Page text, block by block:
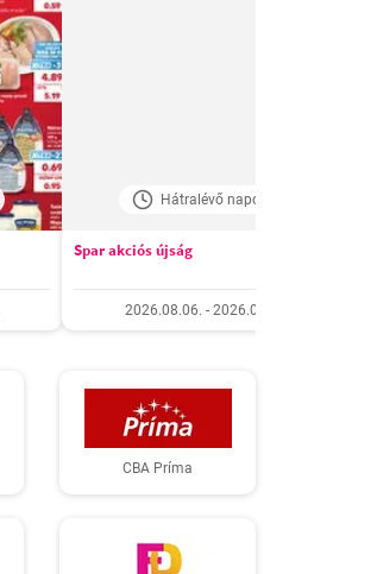
Hátralévő napok: 5
Spar akciós újság
2026.08.06. - 2026.08.12.
CBA Príma